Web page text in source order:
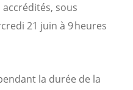
sous
21 juin à 9 heures
la durée de la